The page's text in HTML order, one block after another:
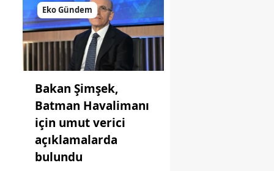
Eko Gündem
Bakan Şimşek,
Batman Havalimanı
için umut verici
açıklamalarda
bulundu